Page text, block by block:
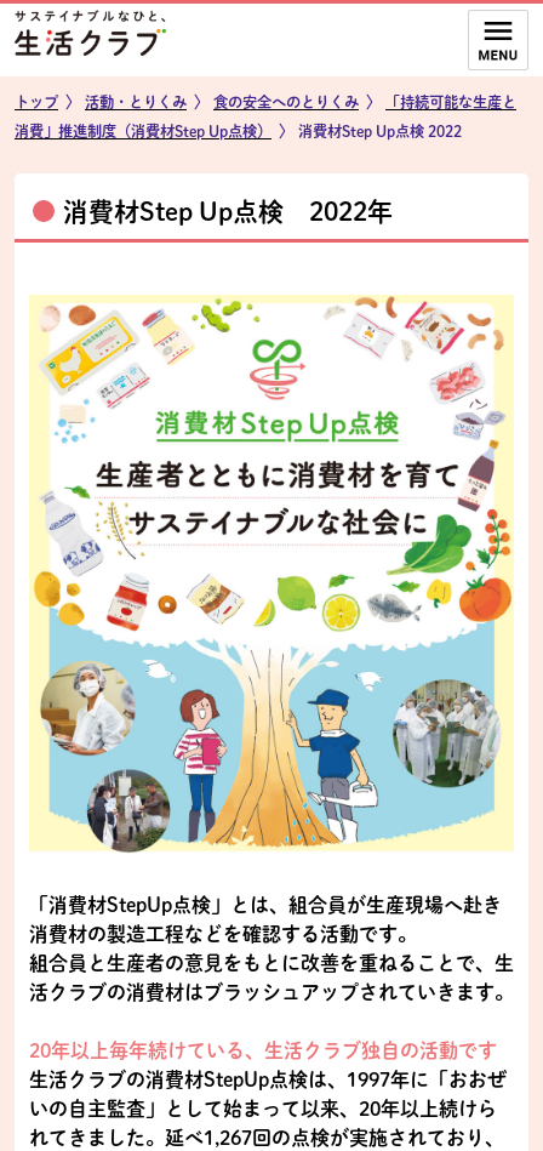
ページの先頭です。
本文へジャンプする。
トップ 〉 活動・とりくみ 〉 食の安全へのとりくみ 〉
「持続可能な生産と
消費」推進制度（消費材Step Up点検）
〉 消費材Step Up点検 2022
消費材Step Up点検 2022年
「消費材StepUp点検」とは、組合員が生産現場へ赴き
消費材の製造工程などを確認する活動です。
組合員と生産者の意見をもとに改善を重ねることで、生
活クラブの消費材はブラッシュアップされていきます。
20年以上毎年続けている、生活クラブ独自の活動です
生活クラブの消費材StepUp点検は、1997年に「おおぜ
いの自主監査」として始まって以来、20年以上続けら
れてきました。延べ1,267回の点検が実施されており、